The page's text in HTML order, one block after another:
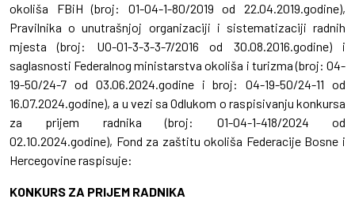
okoliša FBiH (broj: 01-04-1-80/2019 od 22.04.2019.godine),
Pravilnika o unutrašnjoj organizaciji i sistematizaciji radnih
mjesta (broj: UO-01-3-3-3-7/2016 od 30.08.2016.godine) i
saglasnosti Federalnog ministarstva okoliša i turizma (broj: 04-
19-50/24-7 od 03.06.2024.godine i broj: 04-19-50/24-11 od
16.07.2024.godine), a u vezi sa Odlukom o raspisivanju konkursa
za prijem radnika (broj: 01-04-1-418/2024 od
02.10.2024.godine), Fond za zaštitu okoliša Federacije Bosne i
Hercegovine raspisuje:
KONKURS ZA PRIJEM RADNIKA